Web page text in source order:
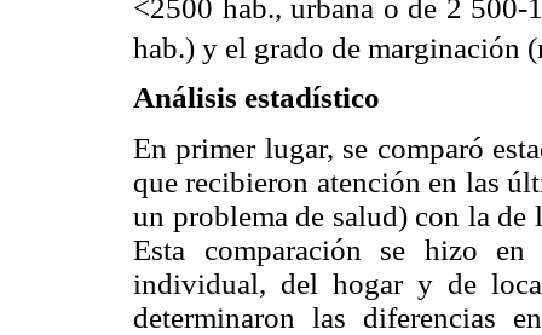
<2500 hab., urbana o de 2
hab.) y el grado de marginación
Análisis estadístico
En primer lugar, se comparó
que recibieron atención en las
un problema de salud) con la
Esta comparación se hizo
individual, del hogar y de
determinaron las diferencias